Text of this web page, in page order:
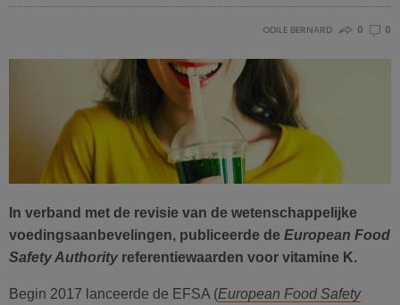
ODILE BERNARD 0 0
In verband met de revisie van de wetenschappelijke
voedingsaanbevelingen, publiceerde de European Food
Safety Authority referentiewaarden voor vitamine K.
Begin 2017 lanceerde de EFSA (European Food Safety